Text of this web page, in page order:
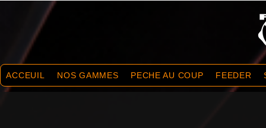
ACCEUIL NOS GAMMES PECHE AU COUP FEEDER